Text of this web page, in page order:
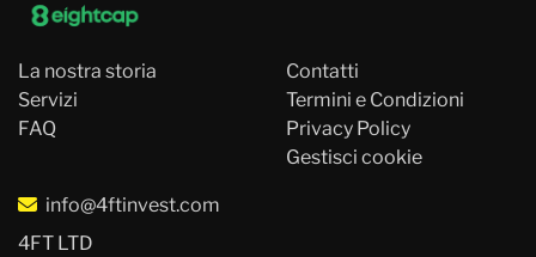
La nostra storia
Servizi
FAQ
Contatti
Termini e Condizioni
Privacy Policy
Gestisci cookie
info@4ftinvest.com
4FT LTD